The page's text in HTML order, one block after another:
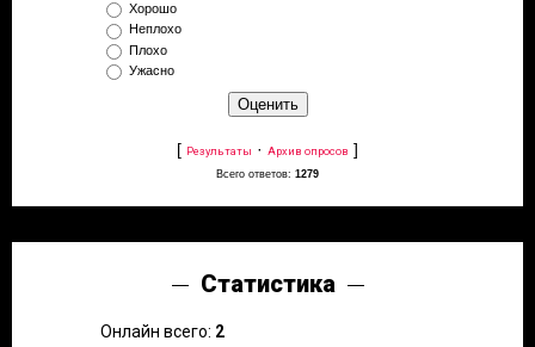
Хорошо
Неплохо
Плохо
Ужасно
[ Результаты · Архив опросов ]
Всего ответов: 1279
Статистика
Онлайн всего: 2